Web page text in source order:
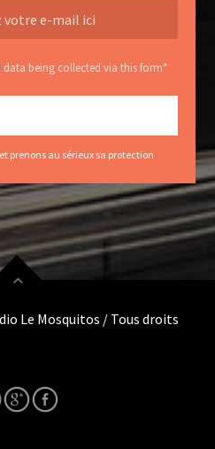
being collected via this form*
prenons au sérieux sa protection
Le Mosquitos / Tous droits